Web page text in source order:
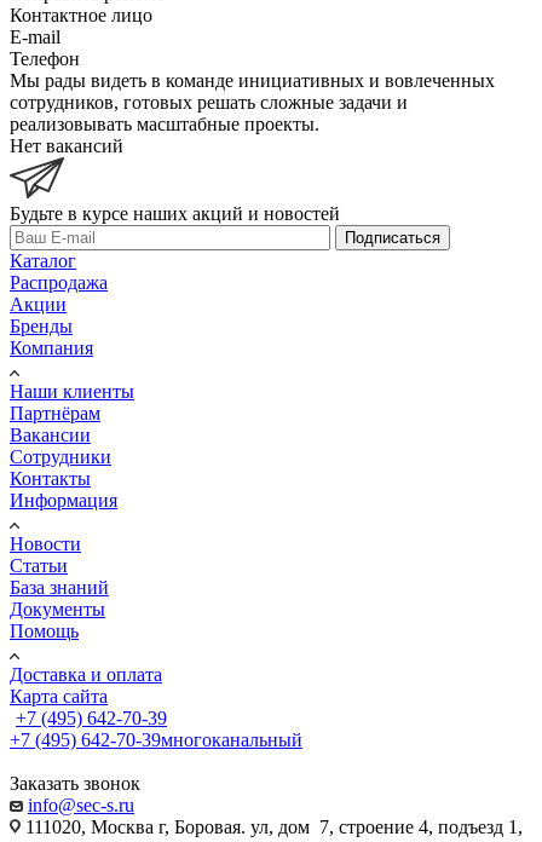
Контактное лицо
E-mail
Телефон
Мы рады видеть в команде инициативных и вовлеченных
сотрудников, готовых решать сложные задачи и
реализовывать масштабные проекты.
Нет вакансий
Будьте в курсе наших акций и новостей
Подписаться
Каталог
Распродажа
Акции
Бренды
Компания
Наши клиенты
Партнёрам
Вакансии
Сотрудники
Контакты
Информация
Новости
Статьи
База знаний
Документы
Помощь
Доставка и оплата
Карта сайта
+7 (495) 642-70-39
+7 (495) 642-70-39многоканальный
Заказать звонок
info@sec-s.ru
111020, Москва г, Боровая. ул, дом 7, строение 4, подъезд 1,